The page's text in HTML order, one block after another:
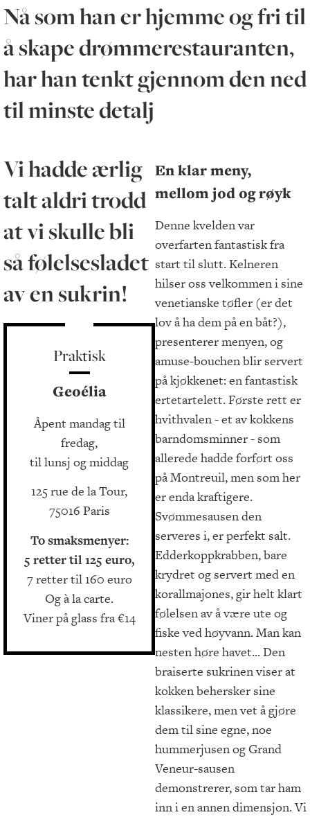
Nå som han er hjemme og fri til
å skape drømmerestauranten,
har han tenkt gjennom den ned
til minste detalj
En klar meny,
mellom jod og røyk
Denne kvelden var
overfarten fantastisk fra
start til slutt. Kelneren
hilser oss velkommen i sine
venetianske tøfler (er det
lov å ha dem på en båt?),
presenterer menyen, og
amuse-bouchen blir servert
på kjøkkenet: en fantastisk
ertetartelett. Første rett er
hvithvalen - et av kokkens
barndomsminner - som
allerede hadde forført oss
på Montreuil, men som her
er enda kraftigere.
Svømmesausen den
serveres i, er perfekt salt.
Edderkoppkrabben, bare
krydret og servert med en
korallmajones, gir helt klart
følelsen av å være ute og
fiske ved høyvann. Man kan
nesten høre havet... Den
braiserte sukrinen viser at
kokken behersker sine
klassikere, men vet å gjøre
dem til sine egne, noe
hummerjusen og Grand
Veneur-sausen
demonstrerer, som tar ham
inn i en annen dimensjon. Vi
Vi hadde ærlig
talt aldri trodd
at vi skulle bli
så følelsesladet
av en sukrin!
Praktisk
Geoélia
Åpent mandag til
fredag,
til lunsj og middag
125 rue de la Tour,
75016 Paris
To smaksmenyer:
5 retter til 125 euro,
7 retter til 160 euro
Og à la carte.
Viner på glass fra €14